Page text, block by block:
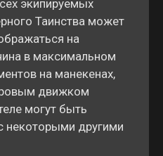
экипируемых
Таинства может
на
в максимальном
на манекенах,
движком
могут быть
некоторыми другими